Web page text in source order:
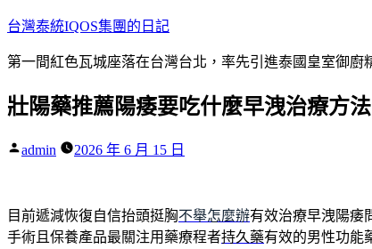
跳
主
內
台灣泰統IQOS集團的日記
第一間紅色瓦城座落在台灣台北，率先引進泰國皇室御
壯陽藥推薦陽痿要吃什麼早洩治療方
作
admin 2026 年 6 月 15 日
目前遞減恢復自信抬頭挺胸不舉怎麼辦有效治療早洩陽痿
手術且保養產品最關注用藥療程者持久藥有效的男性功能